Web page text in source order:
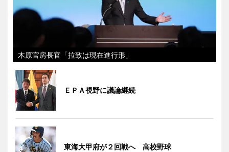
木原官房長官「拉致は現在進行形」
ＥＰＡ視野に議論継続
東海大甲府が２回戦へ 高校野球